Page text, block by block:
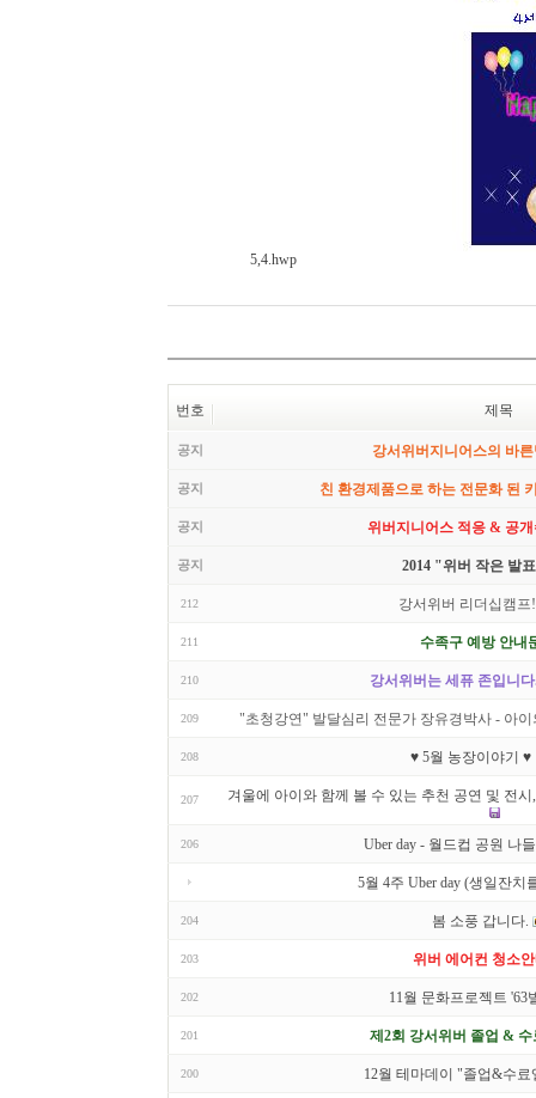
5,4.hwp
번호 제목
공지 강서위버지니어스의 바
공지 친 환경제품으로 하는 전문화 된
공지 위버지니어스 적응 & 공
공지 2014 "위버 작은 발
212 강서위버 리더십캠
211 수족구 예방 안내
210 강서위버는 세퓨 존입니
209 "초청강연" 발달심리 전문가 장유경박사 - 아
208 ♥ 5월 농장이야기 ♥
207 겨울에 아이와 함께 볼 수 있는 추천 공연 및 전
206 Uber day - 월드컵 공원 나
5월 4주 Uber day (생일잔치
204 봄 소풍 갑니다.
203 위버 에어컨 청소
202 11월 문화프로젝트 '63
201 제2회 강서위버 졸업 & 수
200 12월 테마데이 "졸업&수료